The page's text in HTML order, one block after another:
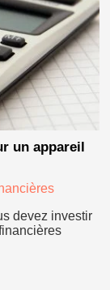
un appareil
devez investir